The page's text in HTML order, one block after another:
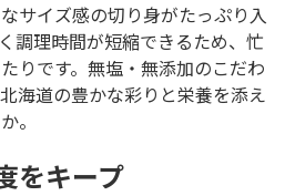
サイズ感の切り身がたっぷり入
調理時間が短縮できるため、忙
りです。無塩・無添加のこだわ
海道の豊かな彩りと栄養を添え
。
をキープ